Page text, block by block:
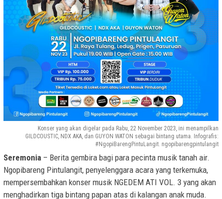
Konser yang akan digelar pada Rabu, 22 November 2023, ini menampilkan
GILDCOUSTIC, NDX AKA, dan GUYON WATON sebagai bintang utama. Infografis:
#NgopiBarengPintuLangit. ngopibarengpintulangit
Seremonia – Berita gembira bagi para pecinta musik tanah air.
Ngopibareng Pintulangit, penyelenggara acara yang terkemuka,
mempersembahkan konser musik NGEDEM ATI VOL. 3 yang akan
menghadirkan tiga bintang papan atas di kalangan anak muda.